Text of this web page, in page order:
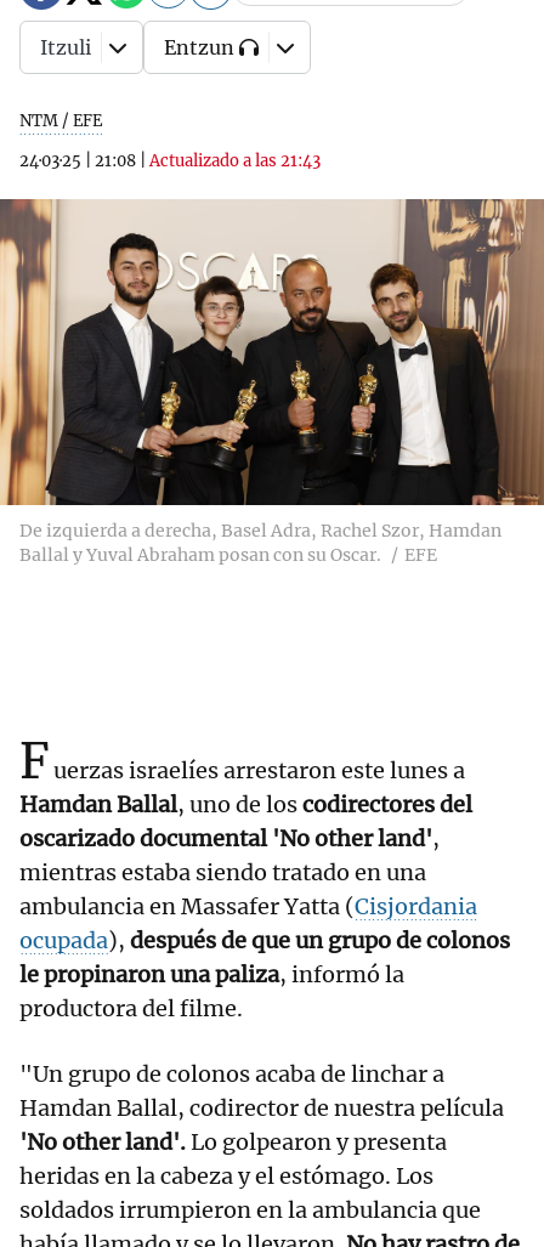
NTM / EFE
24·03·25
21:08 |Actualizado a las 21:43
Itzuli Entzun
De izquierda a derecha, Basel Adra, Rachel Szor, Hamdan
Ballal y Yuval Abraham posan con su Oscar.
EFE
Fuerzas israelíes arrestaron este lunes a
Hamdan Ballal, uno de loscodirectores del
oscarizado documental 'No other land',
mientras estaba siendo tratado en una
ambulancia en Massafer Yatta (Cisjordania
ocupada), después de que un grupo de colonos
le propinaron una paliza, informó la
productora del filme.
"Un grupo de colonos acaba de linchar a
Hamdan Ballal, codirector de nuestra película
'No other land'.Lo golpearon y presenta
heridas en la cabeza y el estómago. Los
soldados irrumpieron en la ambulancia que